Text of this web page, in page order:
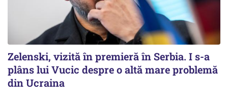
Zelenski, vizită în premieră în Serbia. I s-a
plâns lui Vucic despre o altă mare problemă
din Ucraina